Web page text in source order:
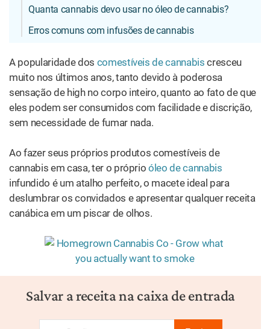
Quanta cannabis devo usar no óleo de cannabis?
Erros comuns com infusões de cannabis
A popularidade dos comestíveis de cannabis cresceu
muito nos últimos anos, tanto devido à poderosa
sensação de high no corpo inteiro, quanto ao fato de que
eles podem ser consumidos com facilidade e discrição,
sem necessidade de fumar nada.
Ao fazer seus próprios produtos comestíveis de
cannabis em casa, ter o próprioóleo de cannabis
infundido é um atalho perfeito, o macete ideal para
deslumbrar os convidados e apresentar qualquer receita
canábica em um piscar de olhos.
Salvar a receita na caixa de entrada